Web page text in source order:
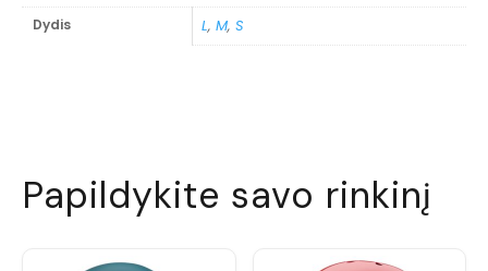
Dydis L, M, S
Papildykite savo rinkinį